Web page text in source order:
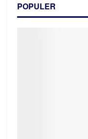
POPULER